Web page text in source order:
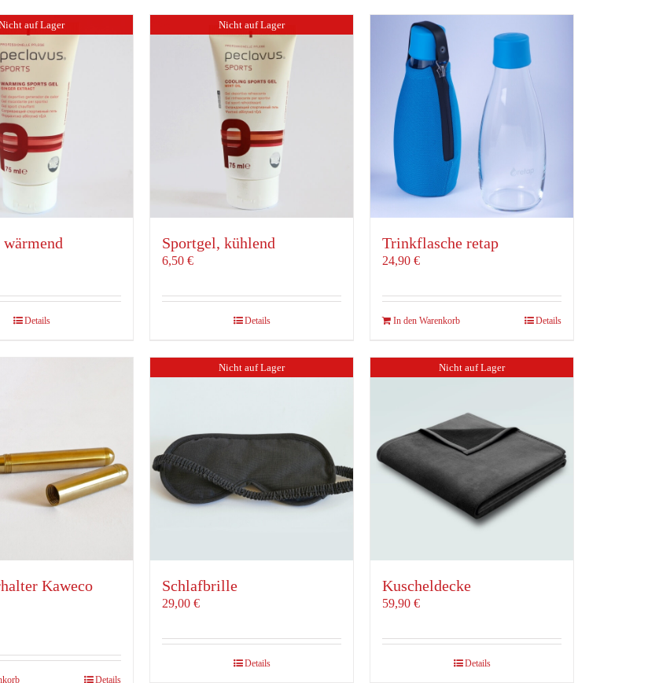
auf Lager
Details
Nicht auf Lager
Sportgel, kühlend
6,50 €
Details
Trinkflasche retap
24,90 €
In den Warenkorb Details
Kaweco
Details
Nicht auf Lager
Schlafbrille
29,00 €
Details
Nicht auf Lager
Kuscheldecke
59,90 €
Details